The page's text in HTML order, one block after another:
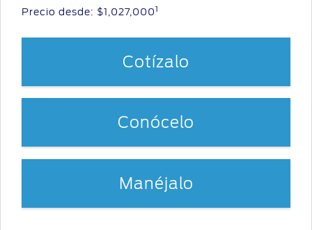
Precio desde: $1,027,000
Cotízalo
Conócelo
Manéjalo